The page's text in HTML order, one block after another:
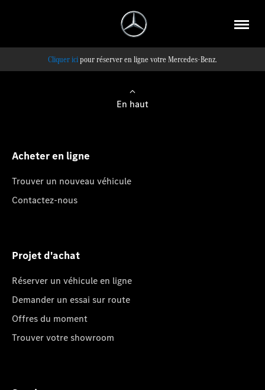
pour réserver en ligne votre Mercedes-Benz.
En haut
Acheter en ligne
Trouver un nouveau véhicule
Contactez-nous
Projet d'achat
Réserver un véhicule en ligne
Demander un essai sur route
Offres du moment
Trouver votre showroom